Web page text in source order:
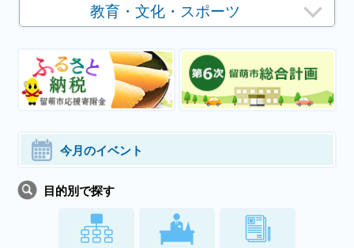
教育・文化・スポーツ
今月のイベント
目的別で探す